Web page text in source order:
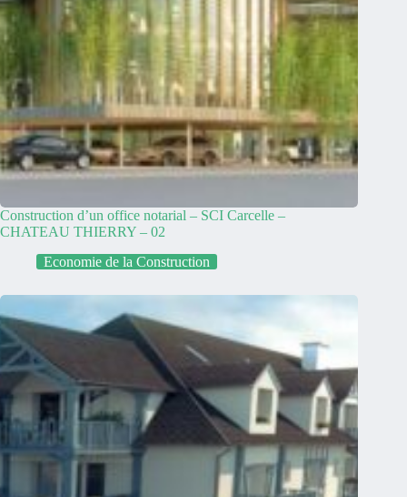
Construction d’un office notarial – SCI Carcelle –
CHATEAU THIERRY – 02
Economie de la Construction